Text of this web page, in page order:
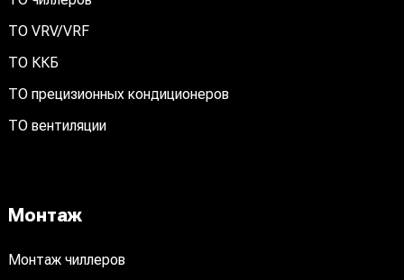
ТО VRV/VRF
ТО ККБ
ТО прецизионных кондиционеров
ТО вентиляции
Монтаж
Монтаж чиллеров